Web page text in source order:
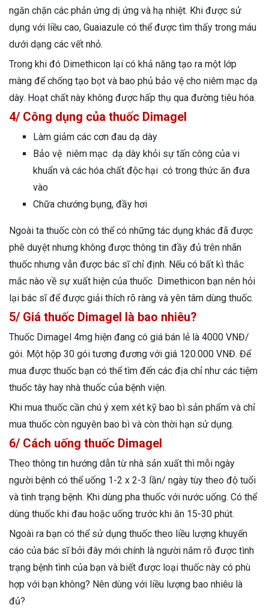
ngăn chặn các phản ứng dị ứng và hạ nhiệt. Khi được sử
dụng với liều cao, Guaiazule có thể được tìm thấy trong máu
dưới dạng các vết nhỏ.
Trong khi đó Dimethicon lại có khả năng tạo ra một lớp
màng để chống tạo bọt và bao phủ bảo vệ cho niêm mạc dạ
dày. Hoạt chất này không được hấp thụ qua đường tiêu hóa.
4/ Công dụng của thuốc Dimagel
Làm giảm các cơn đau dạ dày
Bảo vệ niêm mạc dạ dày khỏi sự tấn công của vi
khuẩn và các hóa chất độc hại có trong thức ăn đưa
vào
Chữa chướng bụng, đầy hơi
Ngoài ta thuốc còn có thể có những tác dụng khác đã được
phê duyệt nhưng không được thông tin đầy đủ trên nhãn
thuốc nhưng vẫn được bác sĩ chỉ định. Nếu có bất kì thắc
mắc nào về sự xuất hiện của thuốc Dimethicon bạn nên hỏi
lại bác sĩ để được giải thích rõ ràng và yên tâm dùng thuốc.
5/ Giá thuốc Dimagel là bao nhiêu?
Thuốc Dimagel 4mg hiện đang có giá bán lẻ là 4000 VNĐ/
gói. Một hộp 30 gói tương đương với giá 120.000 VNĐ. Để
mua được thuốc bạn có thể tìm đến các địa chỉ như các tiệm
thuốc tây hay nhà thuốc của bệnh viện.
Khi mua thuốc cần chú ý xem xét kỹ bao bì sản phẩm và chỉ
mua thuốc còn nguyên bao bì và còn thời hạn sử dụng.
6/ Cách uống thuốc Dimagel
Theo thông tin hướng dẫn từ nhà sản xuất thì mỗi ngày
người bệnh có thể uống 1-2 x 2-3 lần/ ngày tùy theo độ tuổi
và tình trạng bệnh. Khi dùng pha thuốc với nước uống. Có thể
dùng thuốc khi đau hoặc uống trước khi ăn 15-30 phút.
Ngoài ra bạn có thể sử dụng thuốc theo liều lượng khuyến
cáo của bác sĩ bởi đây mới chính là người nắm rõ được tình
trạng bệnh tình của bạn và biết được loại thuốc này có phù
hợp với bạn không? Nên dùng với liều lượng bao nhiêu là
đủ?